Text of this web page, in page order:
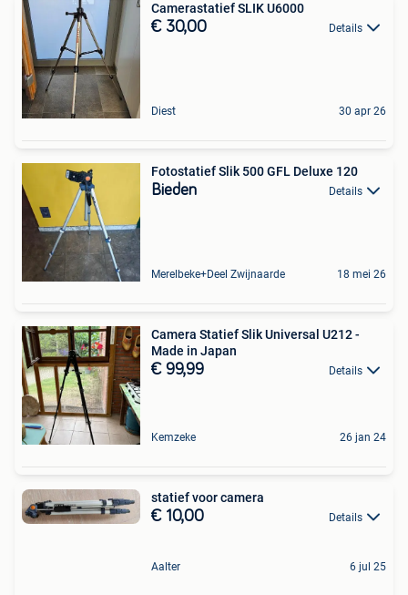
Camerastatief SLIK U6000
€ 30,00 Details
Diest 30 apr 26
Fotostatief Slik 500 GFL Deluxe 120
Bieden Details
Merelbeke+Deel Zwijnaarde 18 mei 26
Camera Statief Slik Universal U212 -
Made in Japan
€ 99,99 Details
Kemzeke 26 jan 24
statief voor camera
€ 10,00 Details
Aalter 6 jul 25